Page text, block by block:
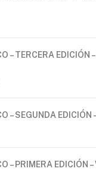
– TERCERA EDICIÓN
– SEGUNDA
– PRIMERA EDICIÓN